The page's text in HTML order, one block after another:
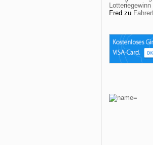
Lotteriegewinn
Fred zu